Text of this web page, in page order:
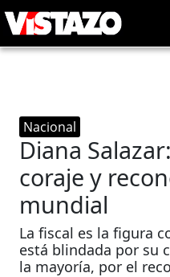
Nacional
Diana
coraje y
mundial
La fiscal es la figura
está blindada por su
la mayoría, por el